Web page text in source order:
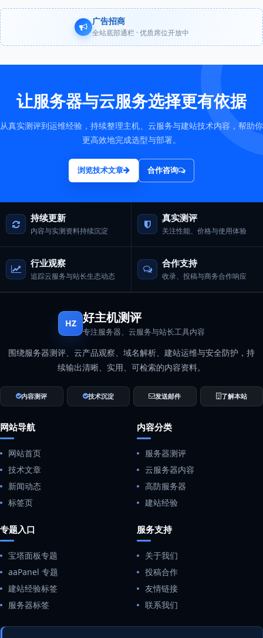
广告招商
全站底部通栏 · 优质席位开放中
让服务器与云服务选择更有依据
从真实测评到运维经验，持续整理主机、云服务与建站技术内容，帮助你
更高效地完成选型与部署。
浏览技术文章 合作咨询
持续更新
内容与实测资料持续沉淀
真实测评
关注性能、价格与使用体验
行业观察
追踪云服务与站长生态动态
合作支持
收录、投稿与商务合作响应
HZ 好主机测评
专注服务器、云服务与站长工具内容
围绕服务器测评、云产品观察、域名解析、建站运维与安全防护，持
续输出清晰、实用、可检索的内容资料。
内容测评 技术沉淀 发送邮件 了解本站
网站导航
网站首页
技术文章
新闻动态
标签页
内容分类
服务器测评
云服务器内容
高防服务器
建站经验
专题入口
宝塔面板专题
aaPanel 专题
建站经验标签
服务器标签
服务支持
关于我们
投稿合作
友情链接
联系我们